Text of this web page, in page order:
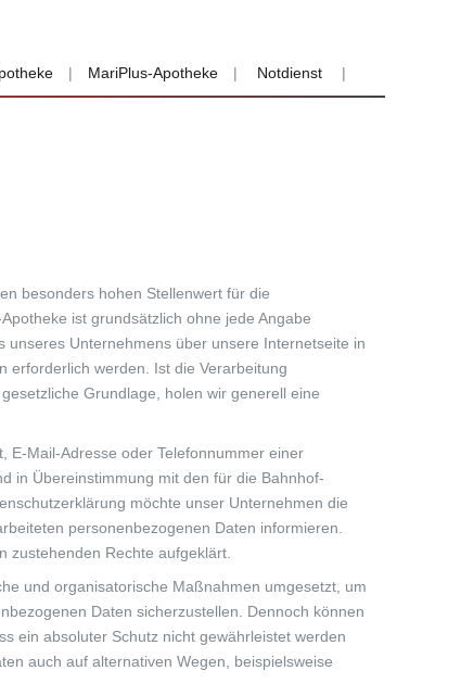
| MariPlus-Apotheke | Notdienst |
besonders hohen Stellenwert für die
ist grundsätzlich ohne jede Angabe
Unternehmens über unsere Internetseite in
erforderlich werden. Ist die Verarbeitung
Grundlage, holen wir generell eine
E-Mail-Adresse oder Telefonnummer einer
in Übereinstimmung mit den für die Bahnhof-
möchte unser Unternehmen die
personenbezogenen Daten informieren.
zustehenden Rechte aufgeklärt.
und organisatorische Maßnahmen umgesetzt, um
Daten sicherzustellen. Dennoch können
ein absoluter Schutz nicht gewährleistet werden
auch auf alternativen Wegen, beispielsweise